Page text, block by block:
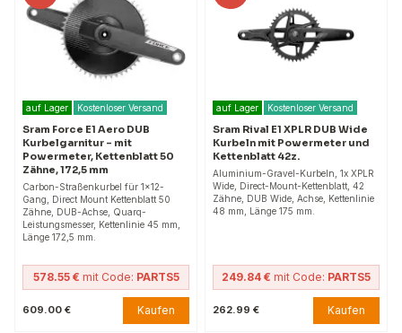
auf Lager Kostenloser Versand
Sram Force E1 Aero DUB
Kurbelgarnitur – mit
Powermeter, Kettenblatt 50
Zähne, 172,5 mm
Carbon-Straßenkurbel für 1x12-
Gang, Direct Mount Kettenblatt 50
Zähne, DUB-Achse, Quarq-
Leistungsmesser, Kettenlinie 45 mm,
Länge 172,5 mm.
578.55 € mit Code: PARTS5
609.00 € Kaufen
auf Lager Kostenloser Versand
Sram Rival E1 XPLR DUB Wide
Kurbeln mit Powermeter und
Kettenblatt 42z.
Aluminium-Gravel-Kurbeln, 1x XPLR
Wide, Direct-Mount-Kettenblatt, 42
Zähne, DUB Wide, Achse, Kettenlinie
48 mm, Länge 175 mm.
249.84 € mit Code: PARTS5
262.99 € Kaufen